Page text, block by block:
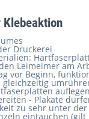
Druckerei
Leimeimer am
vor Beginn,
auflegen
- Plakate
zu sehr unter
eintauchen